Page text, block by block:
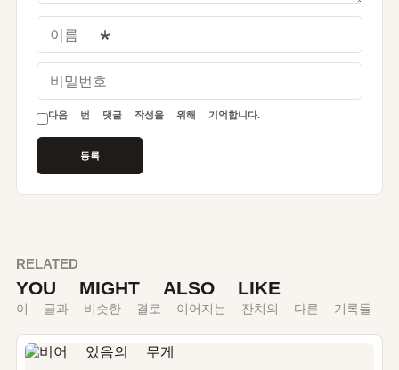
이름
비밀번호
다음 번 댓글 작성을 위해 기억합니다.
RELATED
YOU MIGHT ALSO LIKE
이 글과 비슷한 결로 이어지는 잔치의 다른 기록들